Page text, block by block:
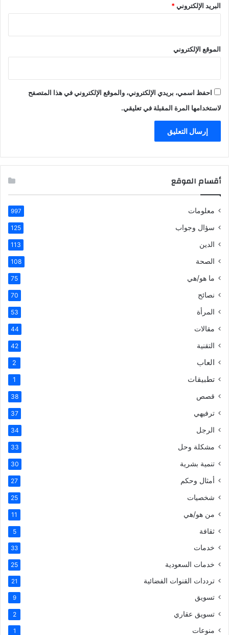
البريد الإلكتروني*
الموقع الإلكتروني
احفظ اسمي، بريدي الإلكتروني، والموقع الإلكتروني في هذا المتصفح
لاستخدامها المرة المقبلة في تعليقي.
أقسام الموقع
معلومات 997
سؤال وجواب 125
الدين 113
الصحة 108
ما هو/هي 75
نصائح 70
المرأة 53
مقالات 44
التقنية 42
العاب 2
تطبيقات 1
قصص 38
ترفيهي 37
الرجل 34
مشكلة وحل 33
تنمية بشرية 30
أمثال وحكم 27
شخصيات 25
من هو/هي 11
ثقافة 5
خدمات 33
خدمات السعودية 25
ترددات القنوات الفضائية 21
تسويق 9
تسويق عقاري 2
منوعات 1